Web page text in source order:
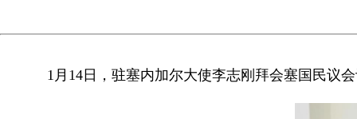
1月14日，驻塞内加尔大使李志刚拜会塞国民议